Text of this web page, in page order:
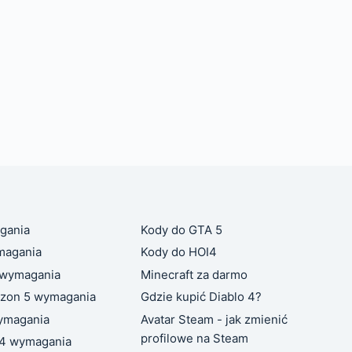
5 wymagania
wymagania
Kody do GTA 5
Kody do HOI4
Minecraft za darmo
Gdzie kupić Diablo 4?
Avatar Steam - jak zmienić
profilowe na Steam